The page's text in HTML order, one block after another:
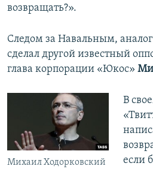
возвращать?».
Следом за Навальным,
сделал другой известный
глава корпорации «Юкос»
Михаил Ходорковский
В
если